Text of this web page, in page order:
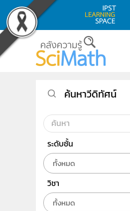
Skip to main content
ค้นหาวีดิทัศน์
ระดับชั้น
ทั้งหมด
วิชา
ทั้งหมด